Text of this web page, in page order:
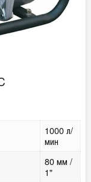
1000 л/
мин
80 мм /
1"